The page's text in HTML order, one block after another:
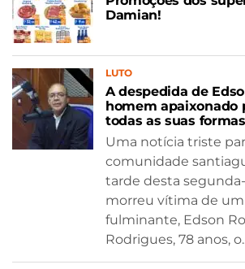
Damian!
LUTO
A despedida de
homem apaixonado
todas as suas formas
Uma notícia triste
comunidade
tarde desta segunda-
morreu vítima de
fulminante, Edson
Rodrigues, 78 anos,